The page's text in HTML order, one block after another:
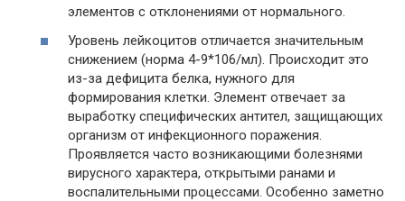
элементов с отклонениями от нормального.
Уровень лейкоцитов отличается значительным
снижением (норма 4-9*106/мл). Происходит это
из-за дефицита белка, нужного для
формирования клетки. Элемент отвечает за
выработку специфических антител, защищающих
организм от инфекционного поражения.
Проявляется часто возникающими болезнями
вирусного характера, открытыми ранами и
воспалительными процессами. Особенно заметно